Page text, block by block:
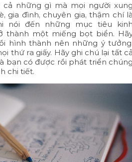
cả những gì mà mọi người
gia đình, chuyên gia, thậm chí
nói đến những mục tiêu
thành một miếng bọt biển.
hình thành nên những ý
thứ ra giấy. Hãy ghi chú lại tất
bạn có được rồi phát triển
chi tiết.